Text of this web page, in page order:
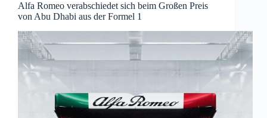
Alfa Romeo verabschiedet sich beim Großen Preis
von Abu Dhabi aus der Formel 1